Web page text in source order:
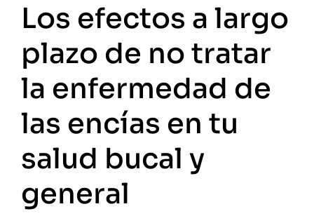
Los efectos a largo
plazo de no tratar
la enfermedad de
las encías en tu
salud bucal y
general